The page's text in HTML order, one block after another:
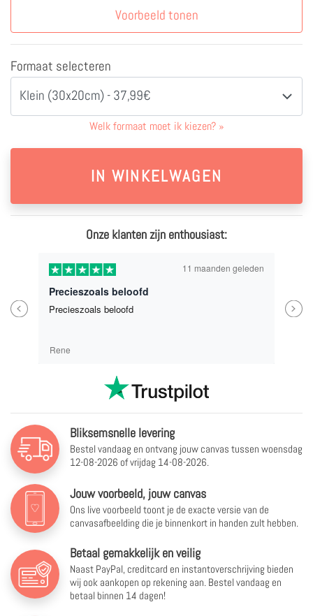
Voorbeeld tonen
Formaat selecteren
Klein (30x20cm) - 37,99€
Welk formaat moet ik kiezen? »
Onze klanten zijn enthousiast:
Previous
11 maanden geleden
Precieszoals beloofd
Precieszoals beloofd
Rene
Next
Bliksemsnelle levering
Bestel vandaag en ontvang jouw canvas tussen woensdag
12-08-2026 of vrijdag 14-08-2026.
Jouw voorbeeld, jouw canvas
Ons live voorbeeld toont je de exacte versie van de
canvasafbeelding die je binnenkort in handen zult hebben.
Betaal gemakkelijk en veilig
Naast PayPal, creditcard en instantoverschrijving bieden
wij ook aankopen op rekening aan. Bestel vandaag en
betaal binnen 14 dagen!